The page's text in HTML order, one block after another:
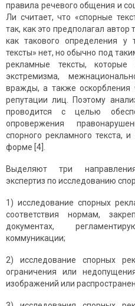
правила речевого общения и
Ли считает, что «спорные
так, как это предполагал автор
как такового определения у
тексты» нет, но обычно под
рекламные тексты,
экстремизма,
вражды, а также оскорбления
репутации лиц. Поэтому
проводится с целью
опровержения
спорного рекламного текста,
форме [4].
Выделяют три направления
экспертиз по исследованию
1) исследование спорных
соответствия нормам,
документах,
коммуникации;
2) исследование спорных
ограничения или
изображений или